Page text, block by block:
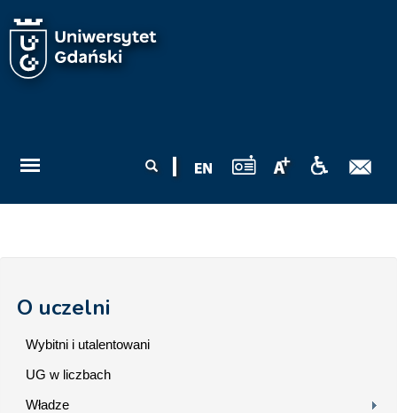
wyszukiwania
O uczelni
Wybitni i utalentowani
UG w liczbach
Władze